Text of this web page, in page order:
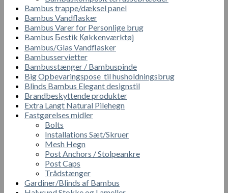
Bambus trappe/dæksel panel
Bambus Vandflasker
Bambus Varer for Personlige brug
Bambus Бestik Кøkkenværktøj
Bambus/Glas Vandflasker
Bambusservietter
Bambusstænger / Bambuspinde
Big Opbevaringspose til husholdningsbrug
Blinds Bambus Elegant designstil
Brandbeskyttende produkter
Extra Langt Natural Pilehegn
Fastgørelses midler
Bolts
Installations Sæt/Skruer
Mesh Hegn
Post Anchors / Stolpeankre
Post Caps
Trådstænger
Gardiner/Blinds af Bambus